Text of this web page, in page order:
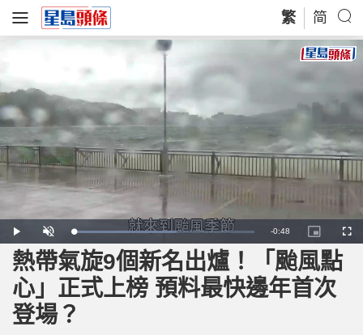
繁 简
P
l
a
y
U
n
m
u
t
L
o
a
d
e
d
:
5
7
R
m
-0:48
P
i
c
t
u
r
e
-
F
u
熱帶氣旋9個新名出爐！「颱風點
心」正式上榜 預料最快邊年首次
登場？